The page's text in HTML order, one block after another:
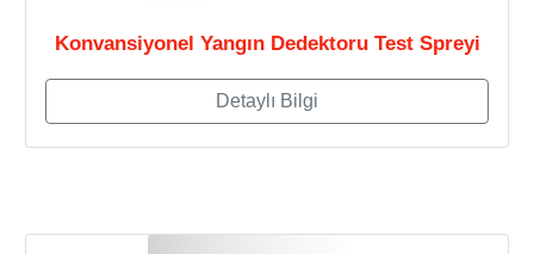
Konvansiyonel Yangın Dedektoru Test Spreyi
Detaylı Bilgi